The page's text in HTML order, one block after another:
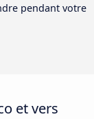
pendant votre
et vers